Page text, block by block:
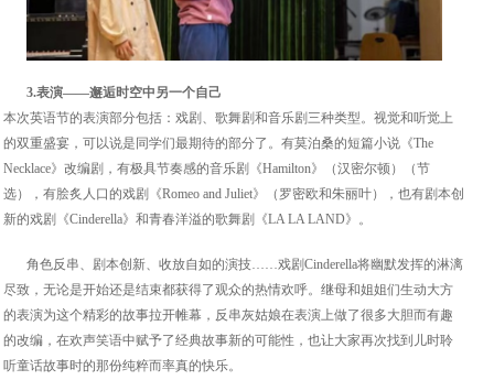
3.表演——邂逅时空中另一个自己
本次英语节的表演部分包括：戏剧、歌舞剧和音乐剧三种类型。视觉和听觉上
的双重盛宴，可以说是同学们最期待的部分了。有莫泊桑的短篇小说《The
Necklace》改编剧，有极具节奏感的音乐剧《Hamilton》（汉密尔顿）（节
选），有脍炙人口的戏剧《Romeo and Juliet》（罗密欧和朱丽叶），也有剧本创
新的戏剧《Cinderella》和青春洋溢的歌舞剧《LA LA LAND》。
角色反串、剧本创新、收放自如的演技……戏剧Cinderella将幽默发挥的淋漓
尽致，无论是开始还是结束都获得了观众的热情欢呼。继母和姐姐们生动大方
的表演为这个精彩的故事拉开帷幕，反串灰姑娘在表演上做了很多大胆而有趣
的改编，在欢声笑语中赋予了经典故事新的可能性，也让大家再次找到儿时聆
听童话故事时的那份纯粹而率真的快乐。